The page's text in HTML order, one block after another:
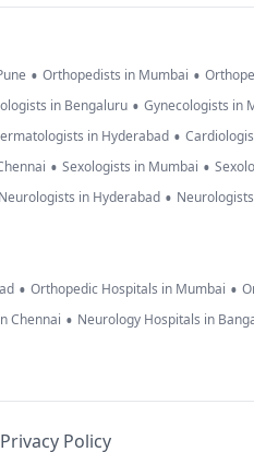
• Orthopedists in Mumbai •
in Bengaluru • Gynecologists in
in Hyderabad •
• Sexologists in Mumbai •
Neurologists in Hyderabad •
• Orthopedic Hospitals in Mumbai •
Chennai • Neurology Hospitals in
Privacy Policy